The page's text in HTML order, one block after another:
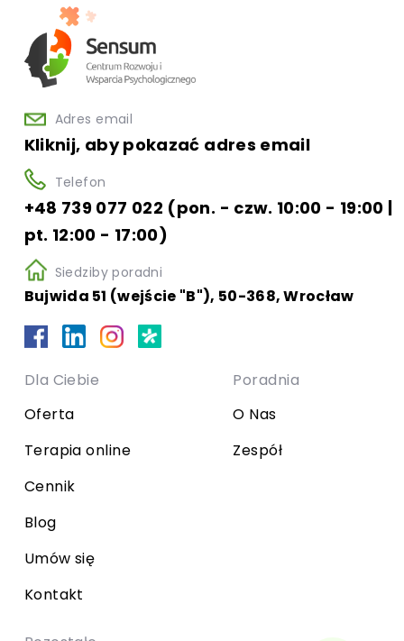
Adres email
Kliknij, aby pokazać adres email
Telefon
+48 739 077 022 (pon. - czw. 10:00 - 19:00 |
pt. 12:00 - 17:00)
Siedziby poradni
Bujwida 51 (wejście "B"), 50-368, Wrocław
Dla Ciebie
Oferta
Terapia online
Cennik
Blog
Umów się
Kontakt
Poradnia
O Nas
Zespół